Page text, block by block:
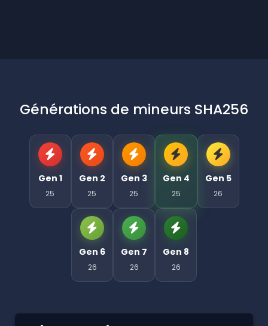
Générations de mineurs SHA256
Gen 1
25
Gen 2
25
Gen 3
25
Gen 4
25
Gen 5
26
Gen 6
26
Gen 7
26
Gen 8
26